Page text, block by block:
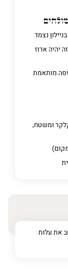
נצמד
יהיה ארוז
מותאמת
קלקר ומשטח,
את עלות